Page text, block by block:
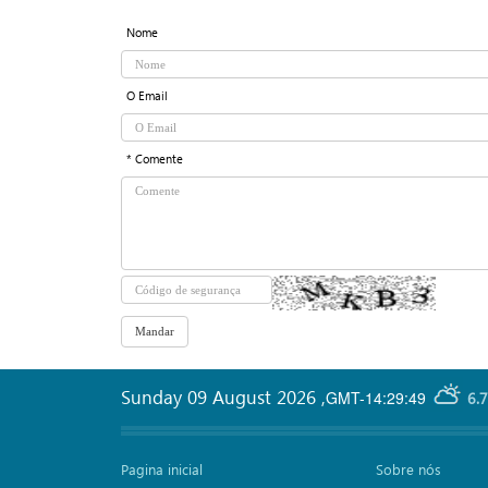
Nome
O Email
* Comente
GMT-14:29:49
Sunday 09 August 2026 ,
Pagina inicial Sobre nós